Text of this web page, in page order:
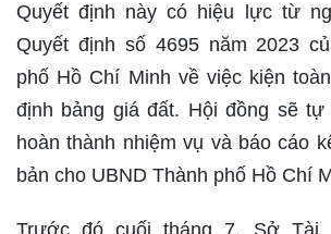
Quyết định này có hiệu lực từ
Quyết định số 4695 năm 2023
phố Hồ Chí Minh về việc kiện
định bảng giá đất. Hội đồng sẽ
hoàn thành nhiệm vụ và báo cáo
bản cho UBND Thành phố Hồ Chí
Trước đó cuối tháng 7, Sở Tài